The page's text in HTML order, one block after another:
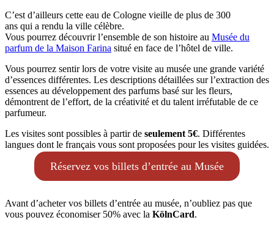
C’est d’ailleurs cette eau de Cologne vieille de plus de 300
ans qui a rendu la ville célèbre.
Vous pourrez découvrir l’ensemble de son histoire au Musée du
parfum de la Maison Farina situé en face de l’hôtel de ville.
Vous pourrez sentir lors de votre visite au musée une grande variété
d’essences différentes. Les descriptions détaillées sur l’extraction des
essences au développement des parfums basé sur les fleurs,
démontrent de l’effort, de la créativité et du talent irréfutable de ce
parfumeur.
Les visites sont possibles à partir de seulement 5€. Différentes
langues dont le français vous sont proposées pour les visites guidées.
Réservez vos billets d’entrée au Musée
Avant d’acheter vos billets d’entrée au musée, n’oubliez pas que
vous pouvez économiser 50% avec la KölnCard.